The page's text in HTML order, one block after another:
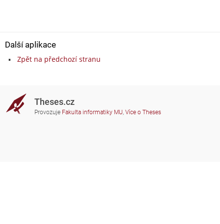
Další aplikace
Zpět na předchozí stranu
Theses.cz
Provozuje Fakulta informatiky MU, Více o Theses